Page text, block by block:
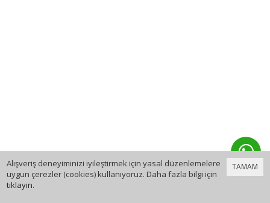
TAMAM
Alışveriş deneyiminizi iyileştirmek için yasal düzenlemelere
uygun çerezler (cookies) kullanıyoruz. Daha fazla bilgi için
tıklayın.